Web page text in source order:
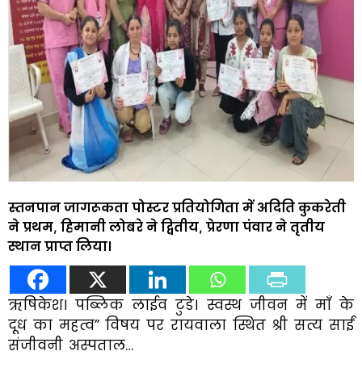
स्तनपान जागरूकता पोस्टर प्रतियोगिता में अदिति कुकरेती
ने प्रथम, हिमानी लोबरे ने द्वितीय, प्रेरणा पंवार ने तृतीय
स्थान प्राप्त लिया।
ऋषिकेश। पब्लिक लाईव टुडे। स्वस्थ जीवन में माँ के
दूध का महत्व” विषय पर रायवाला स्थित श्री सत्य साईं
संजीवनी अस्पताल…